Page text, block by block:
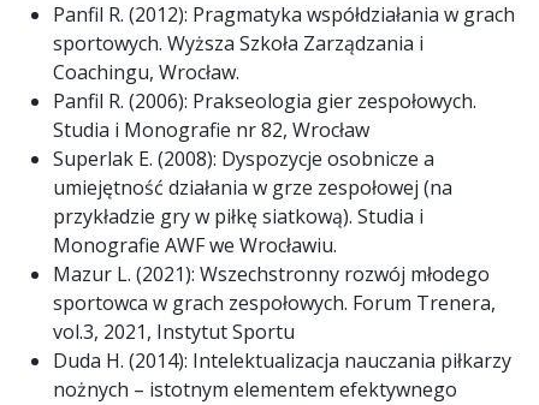
Panfil R. (2012): Pragmatyka współdziałania w grach
sportowych. Wyższa Szkoła Zarządzania i
Coachingu, Wrocław.
Panfil R. (2006): Prakseologia gier zespołowych.
Studia i Monografie nr 82, Wrocław
Superlak E. (2008): Dyspozycje osobnicze a
umiejętność działania w grze zespołowej (na
przykładzie gry w piłkę siatkową). Studia i
Monografie AWF we Wrocławiu.
Mazur L. (2021): Wszechstronny rozwój młodego
sportowca w grach zespołowych. Forum Trenera,
vol.3, 2021, Instytut Sportu
Duda H. (2014): Intelektualizacja nauczania piłkarzy
nożnych – istotnym elementem efektywnego